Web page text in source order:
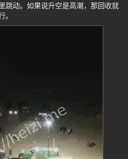
跳动。如果说升空是高潮，那回收就
。